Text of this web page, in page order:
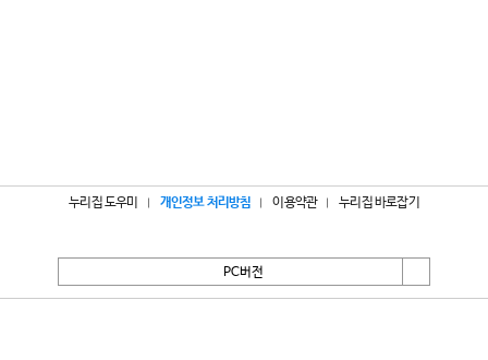
누리집 도우미 개인정보 처리방침 이용약관 누리집 바로잡기
PC버전